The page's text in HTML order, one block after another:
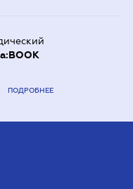
ПОДРОБНЕЕ